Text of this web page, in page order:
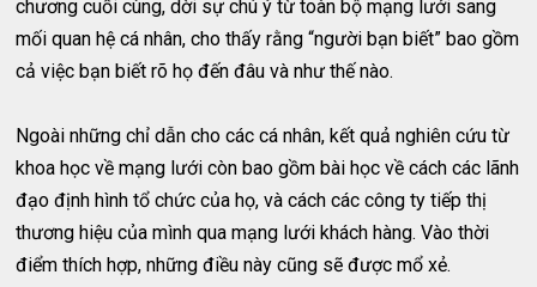
chương cuối cùng, dời sự chú ý từ toàn bộ mạng lưới sang
mối quan hệ cá nhân, cho thấy rằng “người bạn biết” bao gồm
cả việc bạn biết rõ họ đến đâu và như thế nào.
Ngoài những chỉ dẫn cho các cá nhân, kết quả nghiên cứu từ
khoa học về mạng lưới còn bao gồm bài học về cách các lãnh
đạo định hình tổ chức của họ, và cách các công ty tiếp thị
thương hiệu của mình qua mạng lưới khách hàng. Vào thời
điểm thích hợp, những điều này cũng sẽ được mổ xẻ.